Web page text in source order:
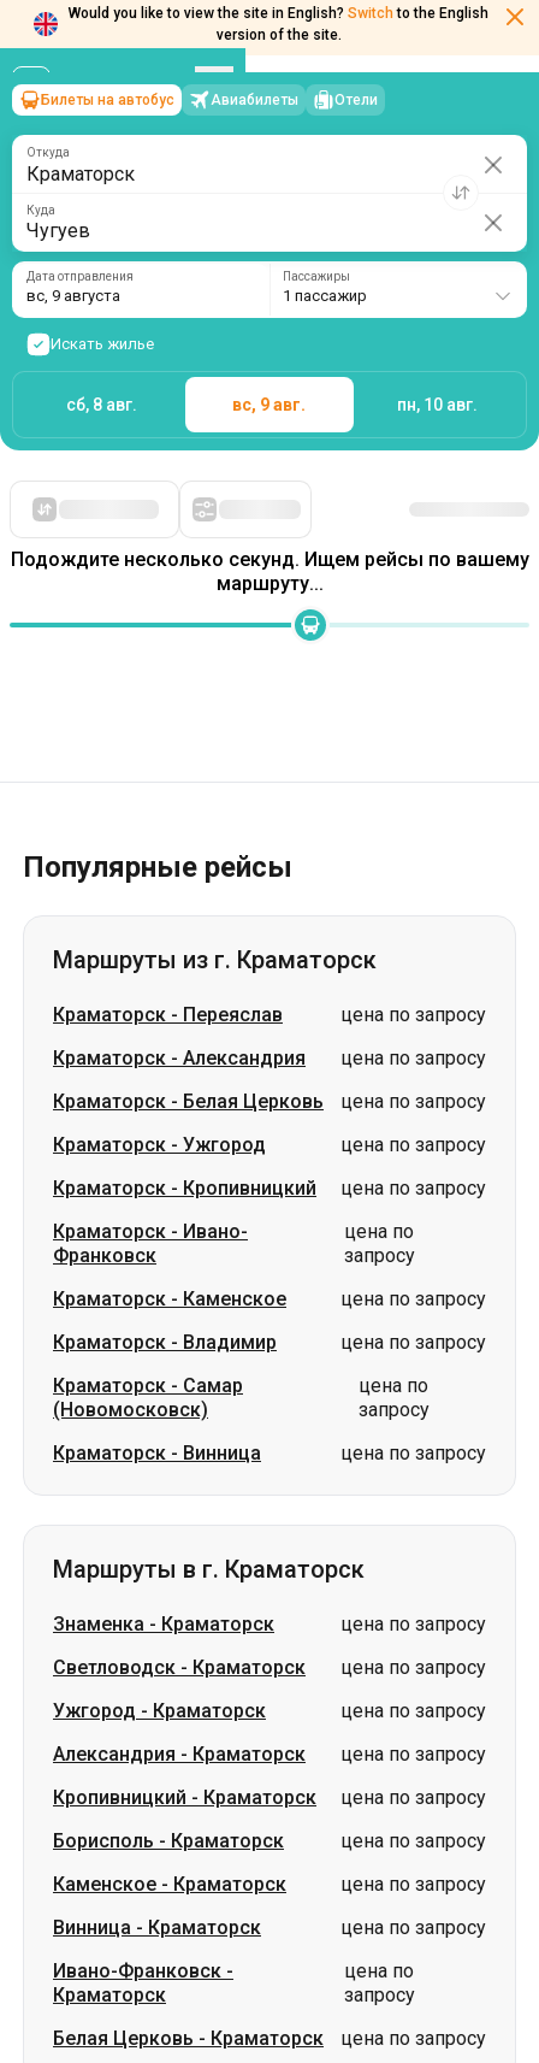
Would you like to view the site in English? Switch to the English
version of the site.
Краматорск
Билеты на автобус Авиабилеты Отели
Куда
Дата отправления
вс, 9 августа
Искать жилье
Подождите несколько секунд. Ищем рейсы по вашему
маршруту...
Популярные рейсы
Маршруты из г. Краматорск
Краматорск - Переяслав
цена по запросу
Краматорск - Александрия
цена по запросу
Краматорск - Белая Церковь
цена по запросу
Краматорск - Ужгород
цена по запросу
Краматорск - Кропивницкий
цена по запросу
Краматорск - Ивано-
Франковск
цена по
запросу
Краматорск - Каменское
цена по запросу
Краматорск - Владимир
цена по запросу
Краматорск - Самар
(Новомосковск)
цена по
запросу
Краматорск - Винница цена по запросу
Маршруты в г. Краматорск
Знаменка - Краматорск
цена по запросу
Светловодск - Краматорск
цена по запросу
Ужгород - Краматорск
цена по запросу
Александрия - Краматорск
цена по запросу
Кропивницкий - Краматорск
цена по запросу
Борисполь - Краматорск
цена по запросу
Каменское - Краматорск
цена по запросу
Винница - Краматорск
цена по запросу
Ивано-Франковск -
Краматорск
цена по
запросу
Белая Церковь - Краматорск цена по запросу